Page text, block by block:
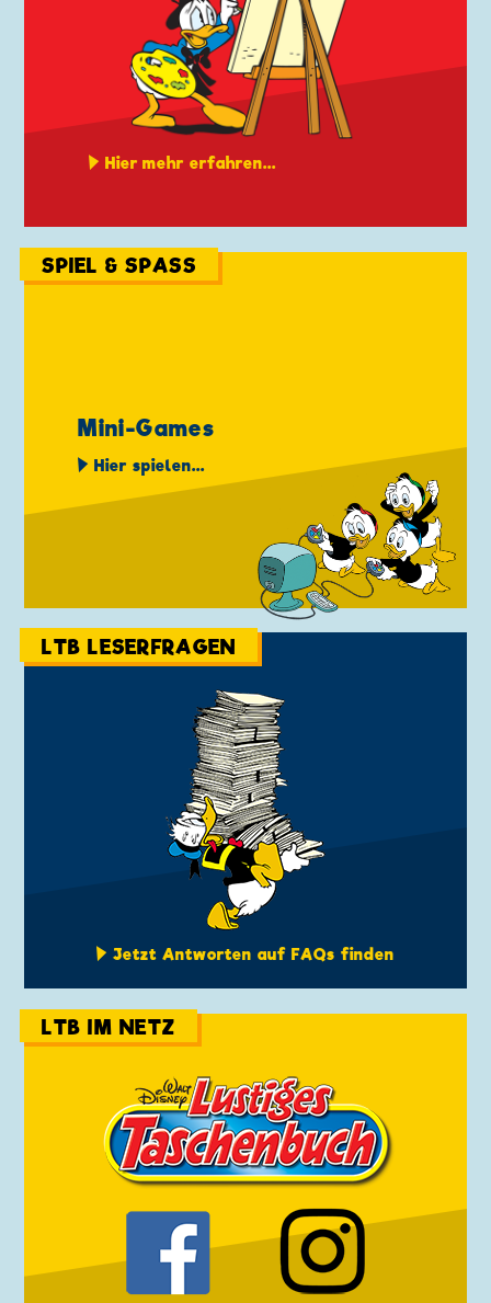
Hier mehr erfahren...
SPIEL & SPASS
Mini-Games
Hier spielen...
LTB LESERFRAGEN
Jetzt Antworten auf FAQs finden
LTB IM NETZ